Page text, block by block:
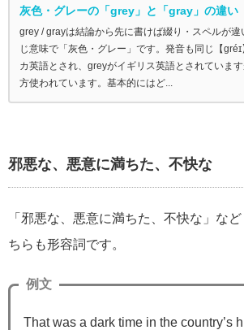
灰色・グレーの「grey」と「gray」の違い
grey / grayは結論から先に書けば綴り・スペルが
じ意味で「灰色・グレー」です。発音も同じ【
カ英語とされ、greyがイギリス英語とされていま
方使われています。基本的にはど...
邪悪な、悪意に満ちた、不快な
「邪悪な、悪意に満ちた、不快な」な
ちらも形容詞です。
例文
That was a dark time in the country’s